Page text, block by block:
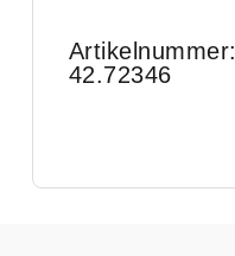
Artikelnummer:
42.72346